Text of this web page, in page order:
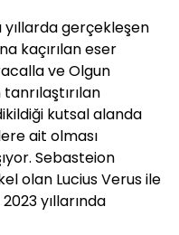
yıllarda gerçekleşen
kaçırılan eser
ve Olgun
kutsal alanda
ait olması
Sebasteion
olan Lucius Verus ile
yıllarında